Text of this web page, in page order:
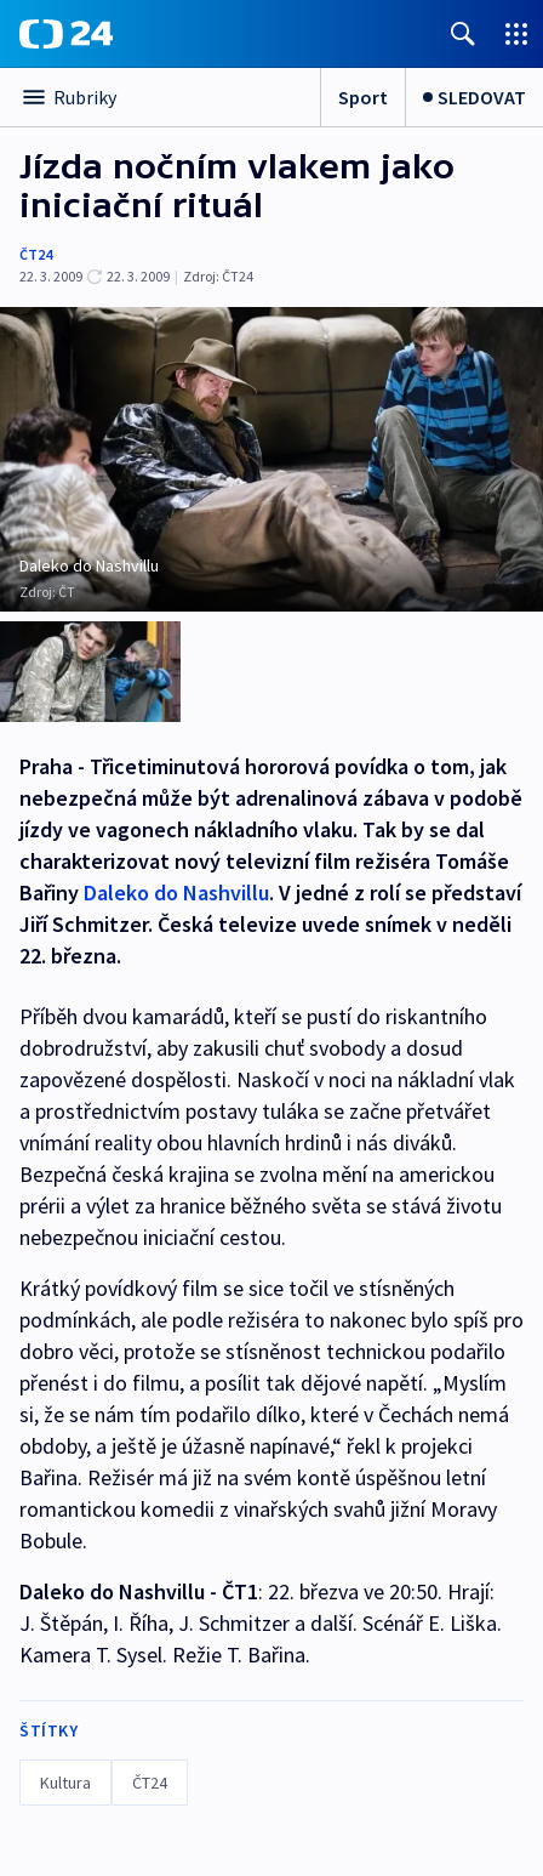
Rubriky Sport SLEDOVAT
Jízda nočním vlakem jako
iniciační rituál
ČT24
22. 3. 2009
22. 3. 2009 | Zdroj: ČT24
Daleko do Nashvillu
Zdroj:ČT
Praha - Třicetiminutová hororová povídka o tom, jak
nebezpečná může být adrenalinová zábava v podobě
jízdy ve vagonech nákladního vlaku. Tak by se dal
charakterizovat nový televizní film režiséra Tomáše
Bařiny Daleko do Nashvillu. V jedné z rolí se představí
Jiří Schmitzer. Česká televize uvede snímek v neděli
22. března.
Příběh dvou kamarádů, kteří se pustí do riskantního
dobrodružství, aby zakusili chuť svobody a dosud
zapovězené dospělosti. Naskočí v noci na nákladní vlak
a prostřednictvím postavy tuláka se začne přetvářet
vnímání reality obou hlavních hrdinů i nás diváků.
Bezpečná česká krajina se zvolna mění na americkou
prérii a výlet za hranice běžného světa se stává životu
nebezpečnou iniciační cestou.
Krátký povídkový film se sice točil ve stísněných
podmínkách, ale podle režiséra to nakonec bylo spíš pro
dobro věci, protože se stísněnost technickou podařilo
přenést i do filmu, a posílit tak dějové napětí. „Myslím
si, že se nám tím podařilo dílko, které v Čechách nemá
obdoby, a ještě je úžasně napínavé,“ řekl k projekci
Bařina. Režisér má již na svém kontě úspěšnou letní
romantickou komedii z vinařských svahů jižní Moravy
Bobule.
Daleko do Nashvillu - ČT1: 22. březva ve 20:50. Hrají:
J. Štěpán, I. Říha, J. Schmitzer a další. Scénář E. Liška.
Kamera T. Sysel. Režie T. Bařina.
ŠTÍTKY
Kultura ČT24